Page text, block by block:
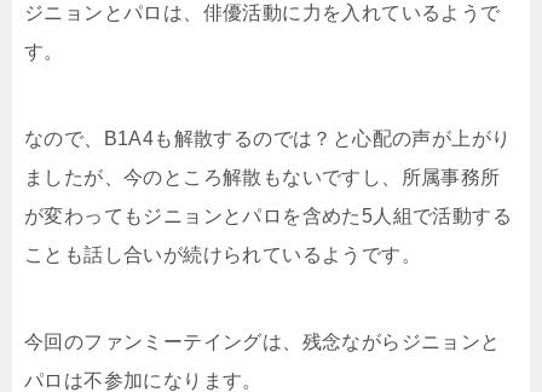
ジニョンとパロは、俳優活動に力を入れているようで
す。
なので、B1A4も解散するのでは？と心配の声が上がり
ましたが、今のところ解散もないですし、所属事務所
が変わってもジニョンとパロを含めた5人組で活動する
ことも話し合いが続けられているようです。
今回のファンミーテイングは、残念ながらジニョンと
パロは不参加になります。